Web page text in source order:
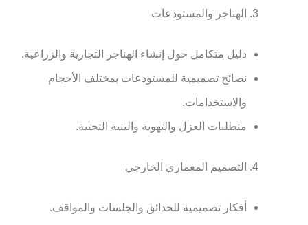
الهناجر والمستودعات
دليل متكامل حول إنشاء الهناجر التجارية والزراعية.
نصائح تصميمية للمستودعات بمختلف الأحجام
والاستخدامات.
متطلبات العزل والتهوية والبنية التحتية.
التصميم المعماري الخارجي
أفكار تصميمية للحدائق والجلسات والمواقف.